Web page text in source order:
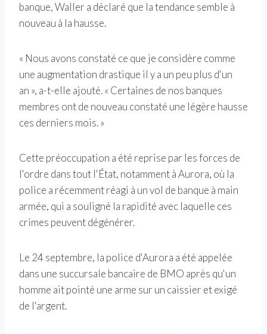
banque, Waller a déclaré que la tendance semble à
nouveau à la hausse.
« Nous avons constaté ce que je considère comme
une augmentation drastique il y a un peu plus d'un
an », a-t-elle ajouté. « Certaines de nos banques
membres ont de nouveau constaté une légère hausse
ces derniers mois. »
Cette préoccupation a été reprise par les forces de
l'ordre dans tout l'État, notamment à Aurora, où la
police a récemment réagi à un vol de banque à main
armée, qui a souligné la rapidité avec laquelle ces
crimes peuvent dégénérer.
Le 24 septembre, la police d'Aurora a été appelée
dans une succursale bancaire de BMO après qu'un
homme ait pointé une arme sur un caissier et exigé
de l'argent.